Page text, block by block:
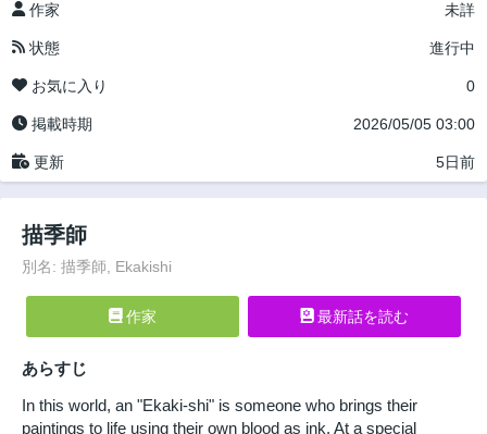
作家 未詳
状態 進行中
お気に入り 0
掲載時期 2026/05/05 03:00
更新 5日前
描季師
別名: 描季師, Ekakishi
作家 最新話を読む
あらすじ
In this world, an "Ekaki-shi" is someone who brings their
paintings to life using their own blood as ink. At a special